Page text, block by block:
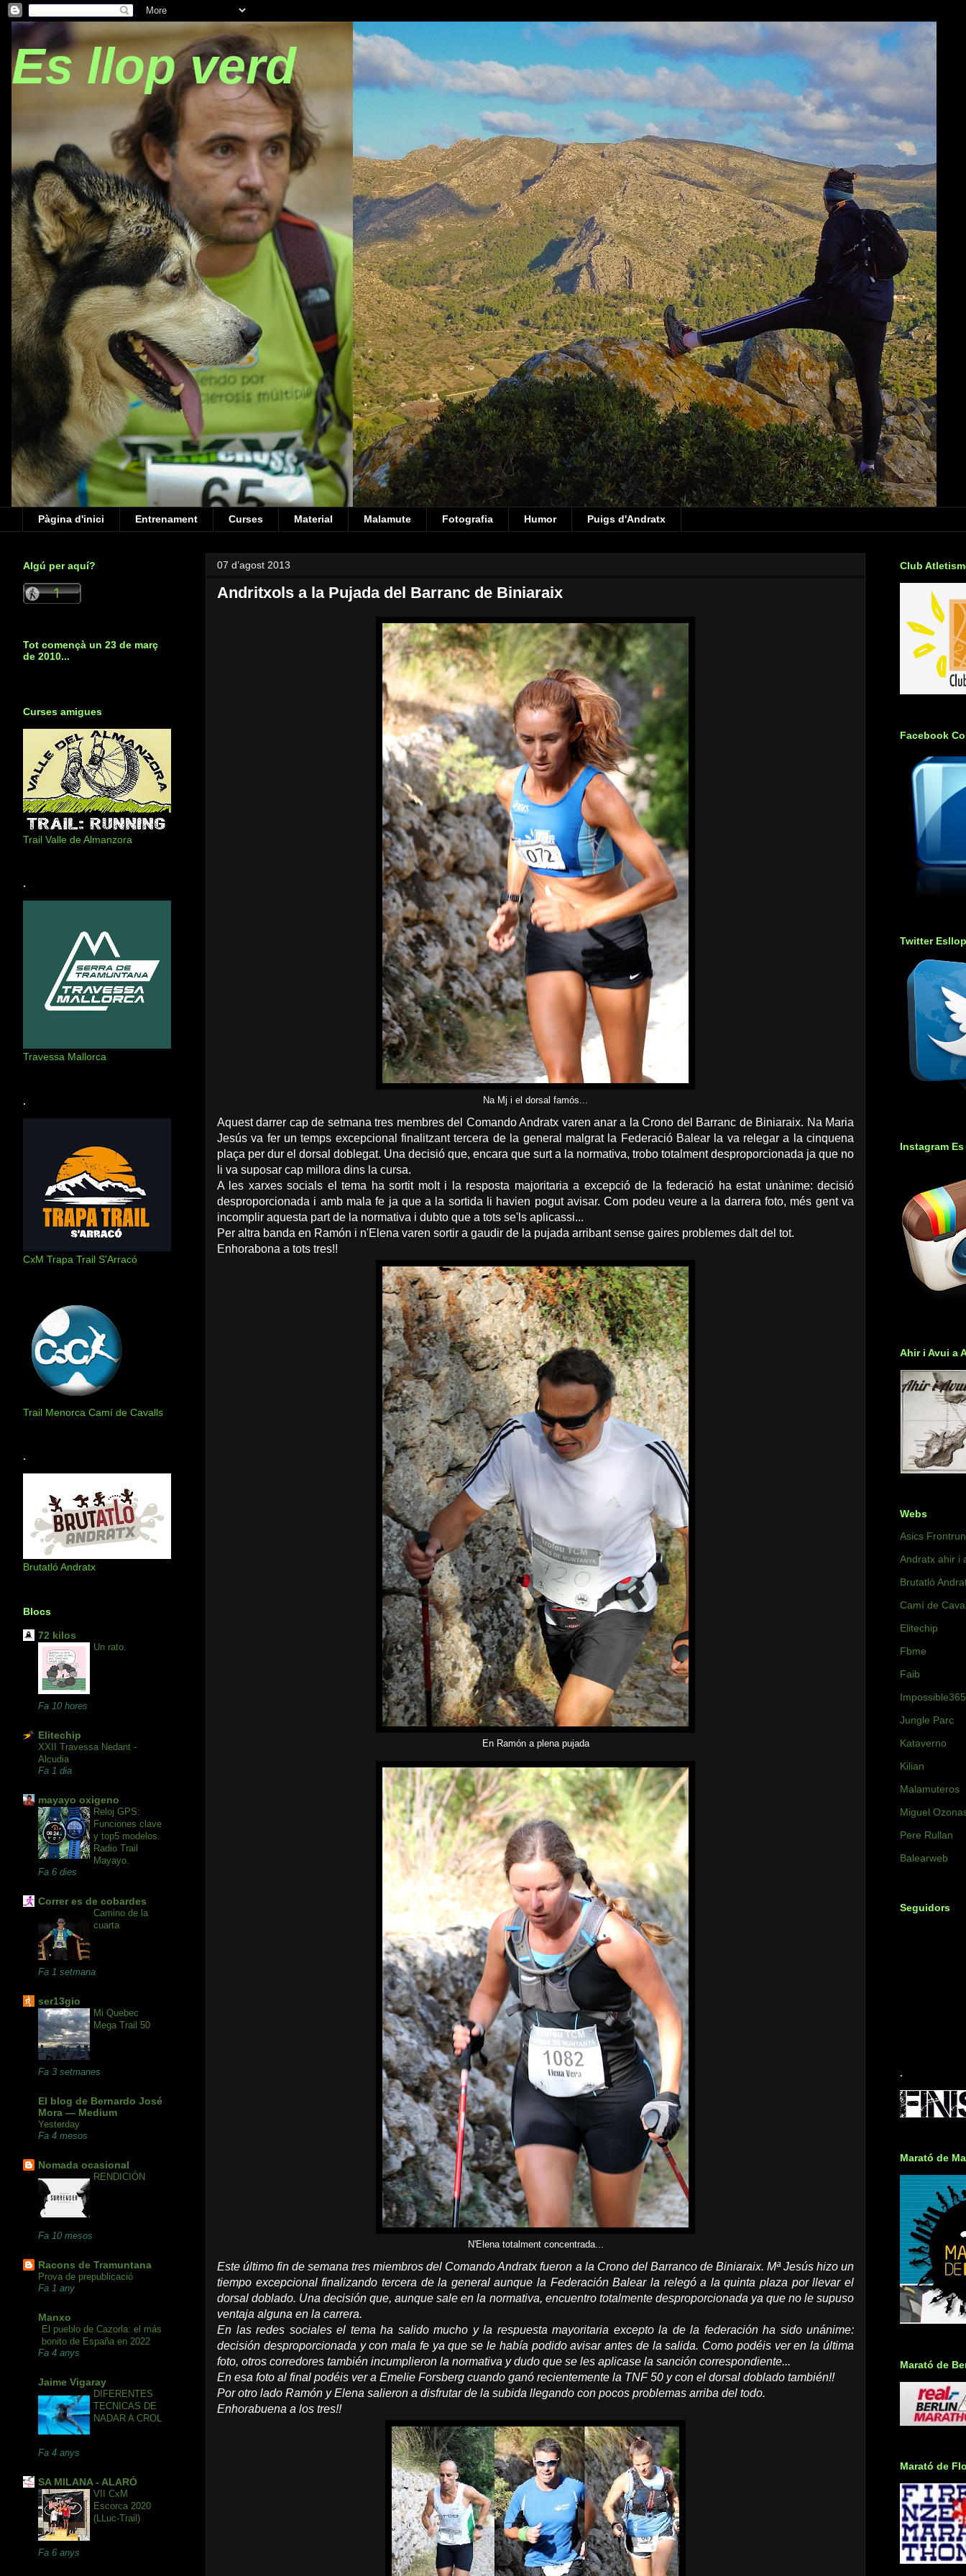
Es llop verd
Pàgina d'inici Entrenament Curses Material Malamute Fotografia Humor Puigs d'Andratx
07 d’agost 2013
Andritxols a la Pujada del Barranc de Biniaraix
Na Mj i el dorsal famós...
Aquest darrer cap de setmana tres membres del Comando Andratx varen anar a la Crono del Barranc de Biniaraix. Na Maria
Jesús va fer un temps excepcional finalitzant tercera de la general malgrat la Federació Balear la va relegar a la cinquena
plaça per dur el dorsal doblegat. Una decisió que, encara que surt a la normativa, trobo totalment desproporcionada ja que no
li va suposar cap millora dins la cursa.
A les xarxes socials el tema ha sortit molt i la resposta majoritaria a excepció de la federació ha estat unànime: decisió
desproporcionada i amb mala fe ja que a la sortida li havien pogut avisar. Com podeu veure a la darrera foto, més gent va
incomplir aquesta part de la normativa i dubto que a tots se'ls aplicassi...
Per altra banda en Ramón i n'Elena varen sortir a gaudir de la pujada arribant sense gaires problemes dalt del tot.
Enhorabona a tots tres!!
En Ramón a plena pujada
N'Elena totalment concentrada...
Este último fin de semana tres miembros del Comando Andratx fueron a la Crono del Barranco de Biniaraix. Mª Jesús hizo un
tiempo excepcional finalizando tercera de la general aunque la Federación Balear la relegó a la quinta plaza por llevar el
dorsal doblado. Una decisión que, aunque sale en la normativa, encuentro totalmente desproporcionada ya que no le supuso
ventaja alguna en la carrera.
En las redes sociales el tema ha salido mucho y la respuesta mayoritaria excepto la de la federación ha sido unánime:
decisión desproporcionada y con mala fe ya que se le había podido avisar antes de la salida. Como podéis ver en la última
foto, otros corredores también incumplieron la normativa y dudo que se les aplicase la sanción correspondiente...
En esa foto al final podéis ver a Emelie Forsberg cuando ganó recientemente la TNF 50 y con el dorsal doblado también!!
Por otro lado Ramón y Elena salieron a disfrutar de la subida llegando con pocos problemas arriba del todo.
Enhorabuena a los tres!!
Algú per aquí?
Tot començà un 23 de març
de 2010...
Curses amigues
Trail Valle de Almanzora
.
Travessa Mallorca
.
CxM Trapa Trail S'Arracó
Trail Menorca Camí de Cavalls
.
Brutatló Andratx
Blocs
72 kilos
Un rato.
Fa 10 hores
Elitechip
XXII Travessa Nedant -
Alcudia
Fa 1 dia
mayayo oxigeno
Reloj GPS:
Funciones clave
y top5 modelos.
Radio Trail
Mayayo.
Fa 6 dies
Correr es de cobardes
Camino de la
cuarta
Fa 1 setmana
ser13gio
Mi Quebec
Mega Trail 50
Fa 3 setmanes
El blog de Bernardo José
Mora — Medium
Yesterday
Fa 4 mesos
Nomada ocasional
RENDICIÓN
Fa 10 mesos
Racons de Tramuntana
Prova de prepublicació
Fa 1 any
Manxo
El pueblo de Cazorla: el más
bonito de España en 2022
Fa 4 anys
Jaime Vigaray
DIFERENTES
TECNICAS DE
NADAR A CROL
Fa 4 anys
SA MILANA - ALARÓ
VII CxM
Escorca 2020
(LLuc-Trail)
Fa 6 anys
Club
Facebook
Twitter
Instagram
Ahir i Avui a
Webs
Asics
Andratx ahir i
Brutatló
Camí de
Elitechip
Fbme
Faib
Impossible365
Jungle Parc
Kataverno
Kilian
Malamuteros
Miguel
Pere Rullan
Balearweb
Seguidors
.
Marató de
Marató de
Marató de